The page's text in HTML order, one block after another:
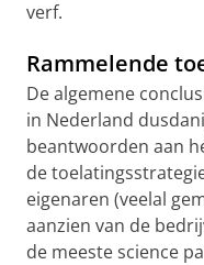
verf.
Rammelende
De algemene
in Nederland
beantwoorden aan
de
eigenaren (veelal
aanzien van de
de meeste science